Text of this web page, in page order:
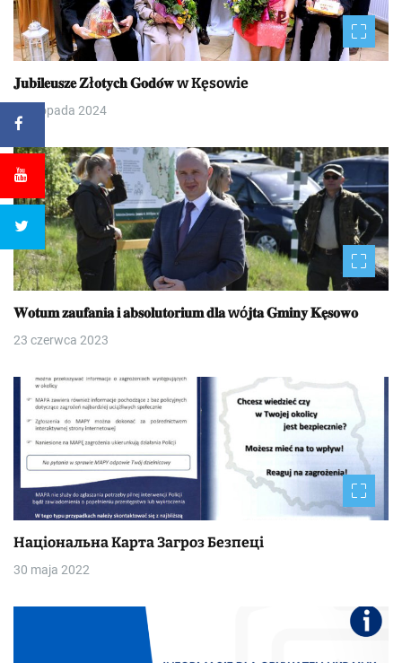
𝐉𝐮𝐛𝐢𝐥𝐞𝐮𝐬𝐳𝐞 𝐙ł𝐨𝐭𝐲𝐜𝐡 𝐆𝐨𝐝𝐨́𝐰 w Kęsowie
9 listopada 2024
𝐖𝐨𝐭𝐮𝐦 𝐳𝐚𝐮𝐟𝐚𝐧𝐢𝐚 𝐢 𝐚𝐛𝐬𝐨𝐥𝐮𝐭𝐨𝐫𝐢𝐮𝐦 𝐝𝐥𝐚 wó𝐣𝐭𝐚 𝐆𝐦𝐢𝐧𝐲 𝐊𝐞̨𝐬𝐨𝐰𝐨
23 czerwca 2023
Національна Kapтa Загроз Безпеці
30 maja 2022